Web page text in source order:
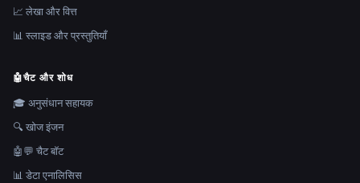
📈 लेखा और वित्त
📊 स्लाइड और प्रस्तुतियाँ
🤖चैट और शोध
🎓 अनुसंधान सहायक
🔍 खोज इंजन
🤖💬 चैट बॉट
📊 डेटा एनालिसिस